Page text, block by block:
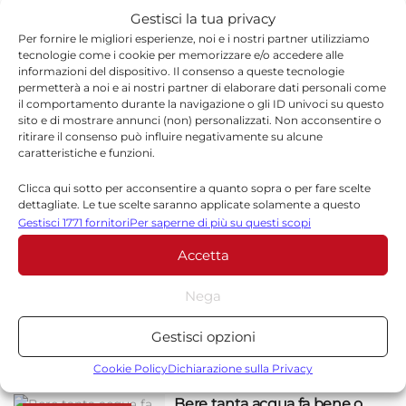
Gestisci la tua privacy
Per fornire le migliori esperienze, noi e i nostri partner utilizziamo
tecnologie come i cookie per memorizzare e/o accedere alle
informazioni del dispositivo. Il consenso a queste tecnologie
permetterà a noi e ai nostri partner di elaborare dati personali come
il comportamento durante la navigazione o gli ID univoci su questo
sito e di mostrare annunci (non) personalizzati. Non acconsentire o
ritirare il consenso può influire negativamente su alcune
caratteristiche e funzioni.
Clicca qui sotto per acconsentire a quanto sopra o per fare scelte
dettagliate. Le tue scelte saranno applicate solamente a questo
sito. È possibile modificare le impostazioni in qualsiasi momento,
compreso il ritiro del consenso, utilizzando i pulsanti della Cookie
Policy o cliccando sul pulsante di gestione del consenso nella parte
inferiore dello schermo.
Statistiche
Archiviare informazioni su dispositivo e/o accedervi, Misurare le
prestazioni degli annunci, Misurare le prestazioni dei contenuti,
Gestisci 1771 fornitoriPer saperne di più su questi scopi
Accetta
Nega
Gestisci opzioni
Cookie PolicyDichiarazione sulla Privacy
SALUTE E BENESSERE
Salute della pelle, attenti a
freddo e umidità :nemici in
inverno
4 NOVEMBRE 2019
pelle
10 OTTOBRE 2019
cervello e della pelle?